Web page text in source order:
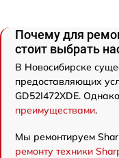
Почему для
стоит выбрать
В Новосибирске
предоставляющих
GD52I472XDE. Однако
преимуществами.
Мы ремонтируем
ремонту техники